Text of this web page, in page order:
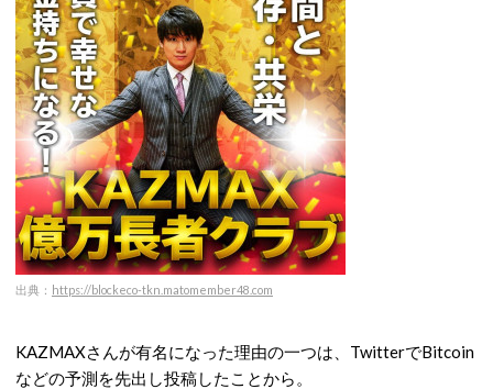
出典： https://blockeco-tkn.matomember48.com
KAZMAXさんが有名になった理由の一つは、TwitterでBitcoin
などの予測を先出し投稿したことから。